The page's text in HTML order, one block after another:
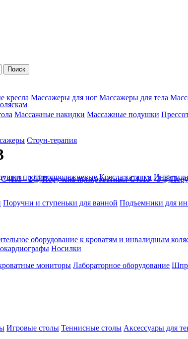
кресла Массажеры для ног Массажеры для тела
Массажные накидки Массажные подушки
Стоун-терапия
противопролежневые Кресла каталки
Поручни и ступеньки для ванной Подъемники для
оборудование к кроватям и инвалидным
Носилки
мониторы Лабораторное оборудование
Игровые столы Теннисные столы Аксессуары для
Поиск